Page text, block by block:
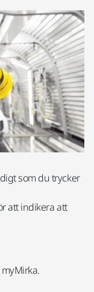
som du trycker
att indikera att